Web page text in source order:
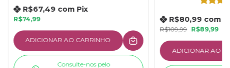
R$74,99
R$67,49 com Pix
ADICIONAR AO CARRINHO
Consulte-nos pelo
R$109,99 R$89,99
R$80,99 com
ADICIONAR AO